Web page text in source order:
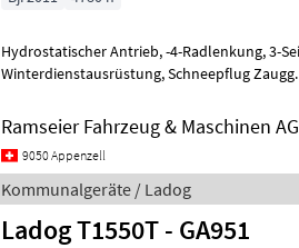
Hydrostatischer Antrieb, -4-Radlenkung, 3-Seiten Kipper,
Winterdienstausrüstung, Schneepflug Zaugg. Weitere Occasionen auf
Ramseier Fahrzeug & Maschinen AG
9050 Appenzell
Kommunalgeräte / Ladog
Ladog T1550T - GA951